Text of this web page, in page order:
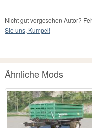
Nicht gut vorgesehen Autor?
Sie uns, Kumpel!
Ähnliche Mods